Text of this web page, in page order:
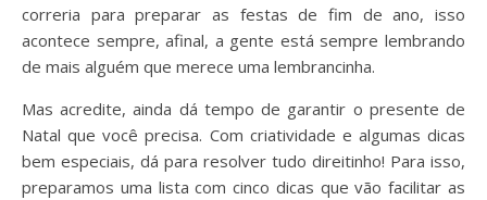
correria para preparar as festas de fim de ano, isso
acontece sempre, afinal, a gente está sempre lembrando
de mais alguém que merece uma lembrancinha.
Mas acredite, ainda dá tempo de garantir o presente de
Natal que você precisa. Com criatividade e algumas dicas
bem especiais, dá para resolver tudo direitinho! Para isso,
preparamos uma lista com cinco dicas que vão facilitar as